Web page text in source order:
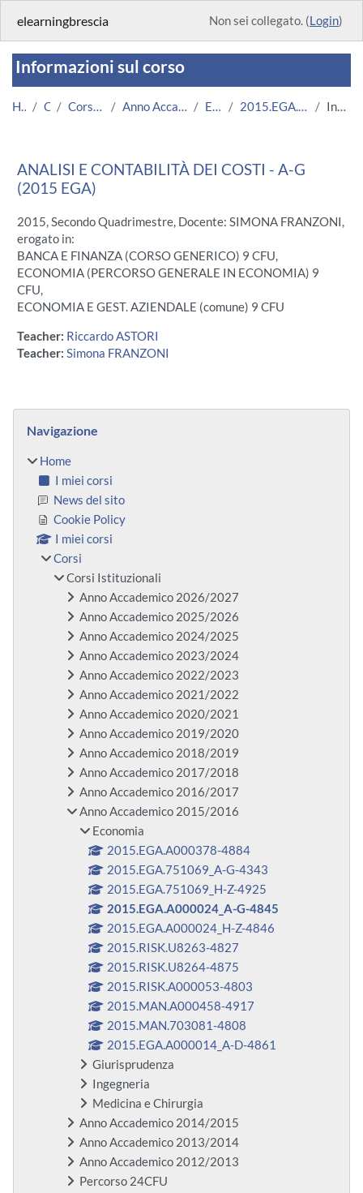
elearningbrescia Non sei collegato. (Login)
Informazioni sul corso
Home Corsi Corsi Istituzionali Anno Accademico 2015/2016 Economia 2015.EGA.A000024_A-G-4845 Introduzione
ANALISI E CONTABILITÀ DEI COSTI - A-G
(2015 EGA)
2015, Secondo Quadrimestre, Docente: SIMONA FRANZONI,
erogato in:
BANCA E FINANZA (CORSO GENERICO) 9 CFU,
ECONOMIA (PERCORSO GENERALE IN ECONOMIA) 9
CFU,
ECONOMIA E GEST. AZIENDALE (comune) 9 CFU
Teacher: Riccardo ASTORI
Teacher: Simona FRANZONI
Blocchi
Navigazione
Home
I miei corsi
News del sito
Cookie Policy
I miei corsi
Corsi
Corsi Istituzionali
Anno Accademico 2026/2027
Anno Accademico 2025/2026
Anno Accademico 2024/2025
Anno Accademico 2023/2024
Anno Accademico 2022/2023
Anno Accademico 2021/2022
Anno Accademico 2020/2021
Anno Accademico 2019/2020
Anno Accademico 2018/2019
Anno Accademico 2017/2018
Anno Accademico 2016/2017
Anno Accademico 2015/2016
Economia
2015.EGA.A000378-4884
2015.EGA.751069_A-G-4343
2015.EGA.751069_H-Z-4925
2015.EGA.A000024_A-G-4845
2015.EGA.A000024_H-Z-4846
2015.RISK.U8263-4827
2015.RISK.U8264-4875
2015.RISK.A000053-4803
2015.MAN.A000458-4917
2015.MAN.703081-4808
2015.EGA.A000014_A-D-4861
Giurisprudenza
Ingegneria
Medicina e Chirurgia
Anno Accademico 2014/2015
Anno Accademico 2013/2014
Anno Accademico 2012/2013
Percorso 24CFU